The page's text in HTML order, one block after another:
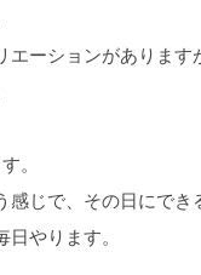
エーションがありま
。
感じで、その日にで
やります。